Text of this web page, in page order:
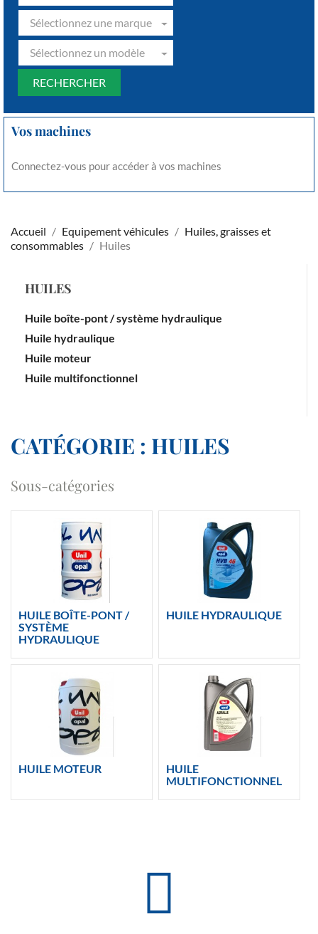
Sélectionnez une marque
Sélectionnez un modèle
Vos machines
Connectez-vous pour accéder à vos machines
Accueil Equipement véhicules
Huiles, graisses et
consommables
Huiles
HUILES
Huile boîte-pont / système hydraulique
Huile hydraulique
Huile moteur
Huile multifonctionnel
CATÉGORIE : HUILES
Sous-catégories
HUILE BOÎTE-PONT /
SYSTÈME
HYDRAULIQUE
HUILE HYDRAULIQUE
HUILE MOTEUR
HUILE
MULTIFONCTIONNEL